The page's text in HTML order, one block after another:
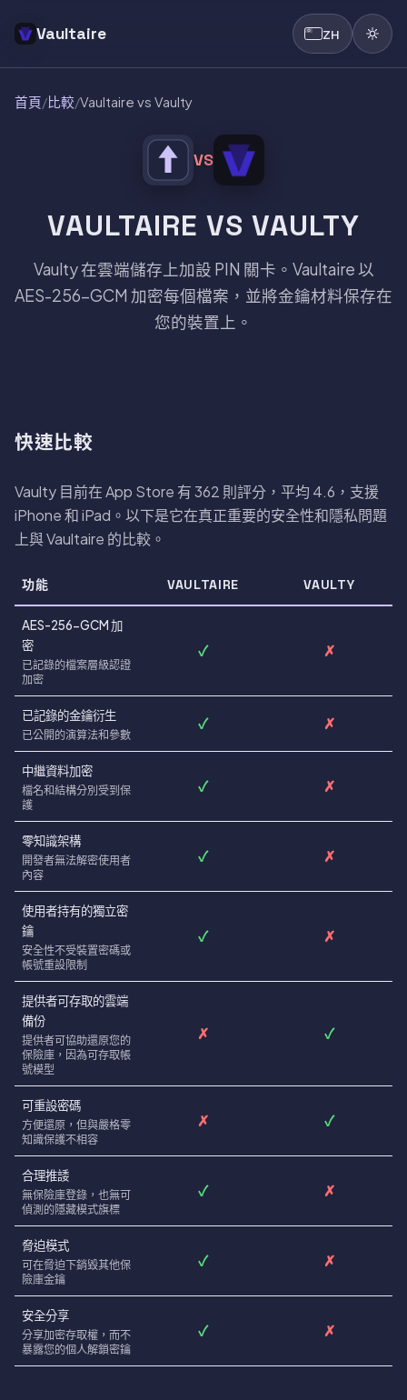
Vaultaire ZH
首頁/比較/Vaultaire vs Vaulty
VS
VAULTAIRE VS VAULTY
Vaulty 在雲端儲存上加設 PIN 關卡。Vaultaire 以
AES-256-GCM 加密每個檔案，並將金鑰材料保存在
您的裝置上。
快速比較
Vaulty 目前在 App Store 有 362 則評分，平均 4.6，支援
iPhone 和 iPad。以下是它在真正重要的安全性和隱私問題
上與 Vaultaire 的比較。
功能 VAULTAIRE VAULTY
AES-256-GCM 加
密
已記錄的檔案層級認證
加密
✓ ✗
已記錄的金鑰衍生
已公開的演算法和參數
✓ ✗
中繼資料加密
檔名和結構分別受到保
護
✓ ✗
零知識架構
開發者無法解密使用者
內容
✓ ✗
使用者持有的獨立密
鑰
安全性不受裝置密碼或
帳號重設限制
✓ ✗
提供者可存取的雲端
備份
提供者可協助還原您的
保險庫，因為可存取帳
號模型
✗ ✓
可重設密碼
方便還原，但與嚴格零
知識保護不相容
✗ ✓
合理推諉
無保險庫登錄，也無可
偵測的隱藏模式旗標
✓ ✗
脅迫模式
可在脅迫下銷毀其他保
險庫金鑰
✓ ✗
安全分享
分享加密存取權，而不
暴露您的個人解鎖密鑰
✓ ✗